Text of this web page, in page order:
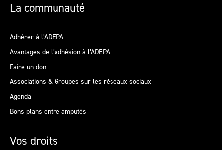
La communauté
Adhérer à l’ADEPA
Avantages de l’adhésion à l’ADEPA
Faire un don
Associations & Groupes sur les réseaux sociaux
Agenda
Bons plans entre amputés
Vos droits